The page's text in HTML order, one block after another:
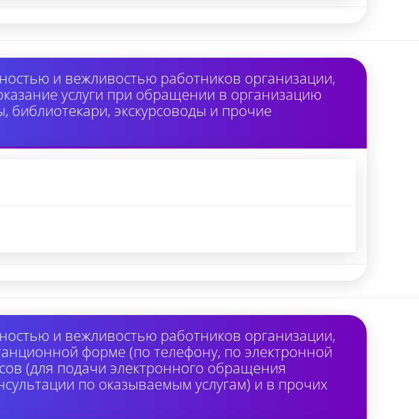
и вежливостью работников организации,
услуги при обращении в организацию
библиотекари, экскурсоводы и прочие
и вежливостью работников организации,
форме (по телефону, по электронной
(для подачи электронного обращения
по оказываемым услугам) и в прочих